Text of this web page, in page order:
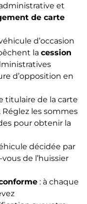
et
de carte
d’occasion
la cession
d’opposition en
titulaire de la carte
Réglez les sommes
pour obtenir la
décidée par
de l’huissier
: à chaque